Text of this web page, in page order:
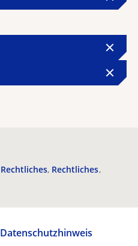
Rechtliches Rechtliches
Datenschutzhinweis